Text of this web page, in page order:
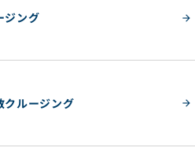
ジング
クルージング